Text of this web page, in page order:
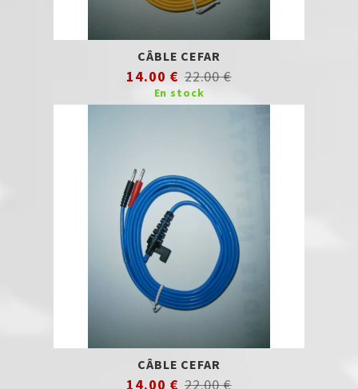
CÂBLE CEFAR
14.00 € 22.00 €
En stock
CÂBLE CEFAR
14.00 € 22.00 €